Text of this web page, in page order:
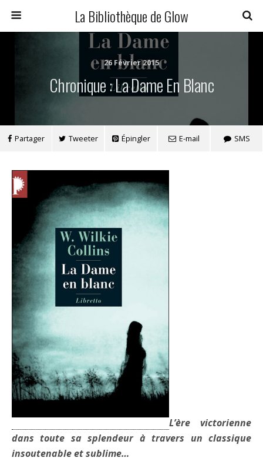
La Bibliothèque de Glow
26 Février 2015
Chronique : La Dame En Blanc
Partager Tweeter Épingler E-mail SMS
L’ère victorienne
dans toute sa splendeur à travers un classique
insoutenable et sublime…